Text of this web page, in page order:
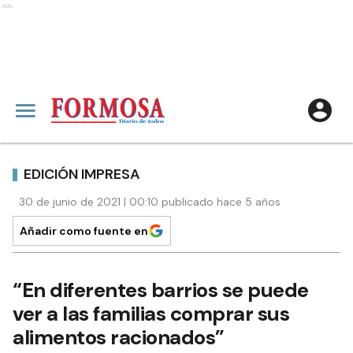
Ads
EDICIÓN IMPRESA
30 de junio de 2021 | 00:10 publicado hace 5 años
Añadir como fuente en
“En diferentes barrios se puede
ver a las familias comprar sus
alimentos racionados”